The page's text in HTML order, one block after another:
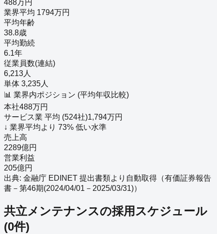
488万円
業界平均 1794万円
平均年齢
38.8歳
平均勤続
6.1年
従業員数(連結)
6,213人
単体 3,235人
📊 業界内ポジション (平均年収比較)
本社488万円
サービス業 平均 (524社)1,794万円
↓ 業界平均より 73% 低い水準
売上高
2289億円
営業利益
205億円
出典: 金融庁 EDINET 提出書類より自動取得（有価証券報告
書－第46期(2024/04/01－2025/03/31)）
共立メンテナンスの採用スケジュール
(0件)